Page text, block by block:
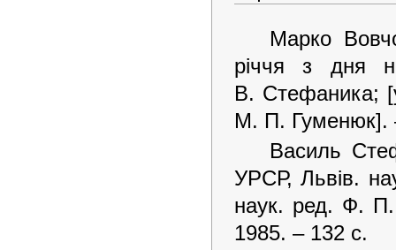
Марко
річчя з дня
В. Стефаника;
М. П. Гуменюк].
Василь
УРСР, Львів.
наук. ред. Ф.
1985. – 132 с.